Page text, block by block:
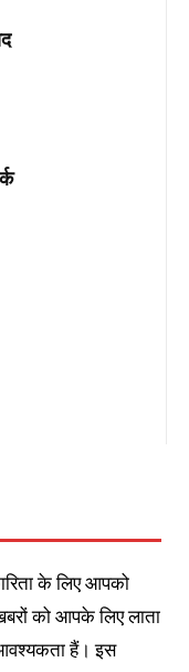
के लिए आपको
को आपके लिए लाता
हैं। इस